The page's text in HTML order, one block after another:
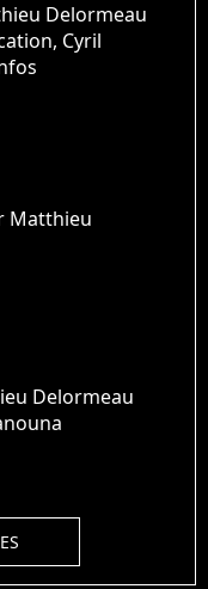
Delormeau
Cyril
Matthieu
Delormeau